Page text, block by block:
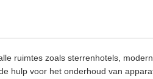
ruimtes zoals sterrenhotels,
hulp voor het onderhoud van